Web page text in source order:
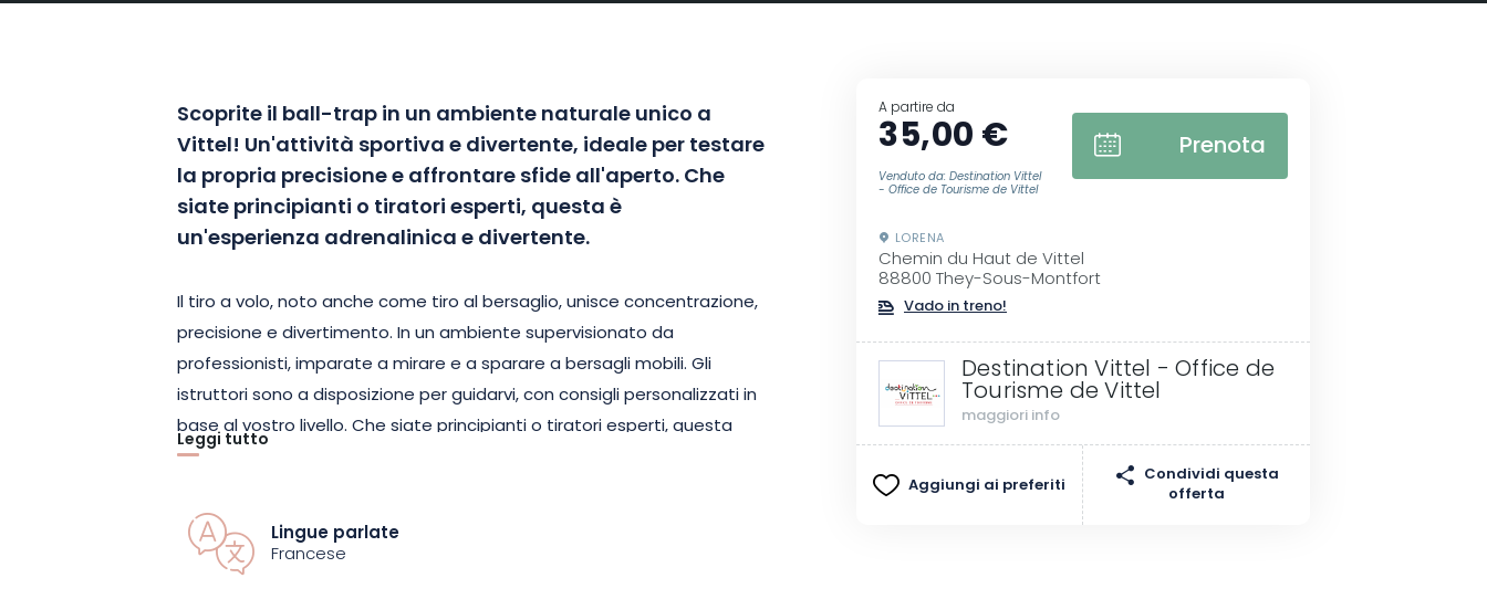
Scoprite il ball-trap in un ambiente naturale unico a
Vittel! Un'attività sportiva e divertente, ideale per testare
la propria precisione e affrontare sfide all'aperto. Che
siate principianti o tiratori esperti, questa è
un'esperienza adrenalinica e divertente.
Il tiro a volo, noto anche come tiro al bersaglio, unisce concentrazione,
precisione e divertimento. In un ambiente supervisionato da
professionisti, imparate a mirare e a sparare a bersagli mobili. Gli
istruttori sono a disposizione per guidarvi, con consigli personalizzati in
base al vostro livello. Che siate principianti o tiratori esperti, questa
sessione vi regalerà emozioni e vi aiuterà a fare progressi significativi.
Situato vicino alle aree naturali di Vittel, il poligono di tiro a segno gode
di una cornice eccezionale per un'esperienza memorabile all'aperto.
Circondato dal verde, questo luogo unisce relax e sport per un
Leggi tutto
Lingue parlate
Francese
A partire da
35,00 €
Venduto da: Destination Vittel
- Office de Tourisme de Vittel
Prenota
LORENA
Chemin du Haut de Vittel
88800 They-Sous-Montfort
Vado in treno!
Destination Vittel - Office de
Tourisme de Vittel
maggiori info
Aggiungi ai preferiti
Condividi questa
offerta